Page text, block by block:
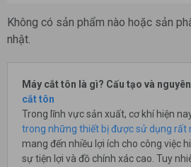
Không có sản phẩm nào hoặc sản
nhật.
Máy cắt tôn là gì? Cấu tạo và
cắt tôn
Trong lĩnh vực sản xuất, cơ khí hiện
trong những thiết bị được sử dụng rất
mang đến nhiều lợi ích cho công việc
sự tiện lợi và đồ chính xác cao. Tuy